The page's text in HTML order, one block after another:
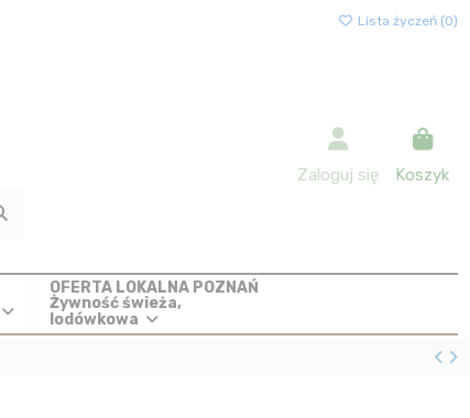
Lista życzeń (0)
Zaloguj się Koszyk
OFERTA LOKALNA POZNAŃ
Żywność świeża,
lodówkowa